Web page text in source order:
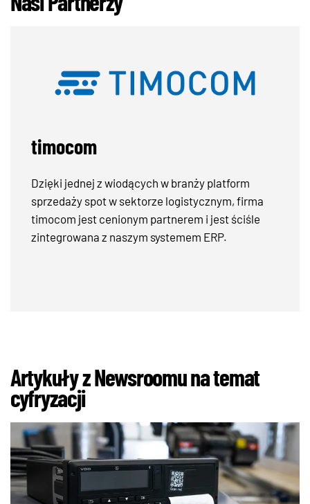
BPA Solutions dostarcza nam nowych narzędzi do
kontroli wersji, zatwierdzania oraz
oprogramowania dostosowanego do
indywidualnych potrzeb, które jest
bezproblemowo zintegrowane z naszą istniejącą
infrastrukturą.
Artykuły z Newsroomu na temat
cyfryzacji